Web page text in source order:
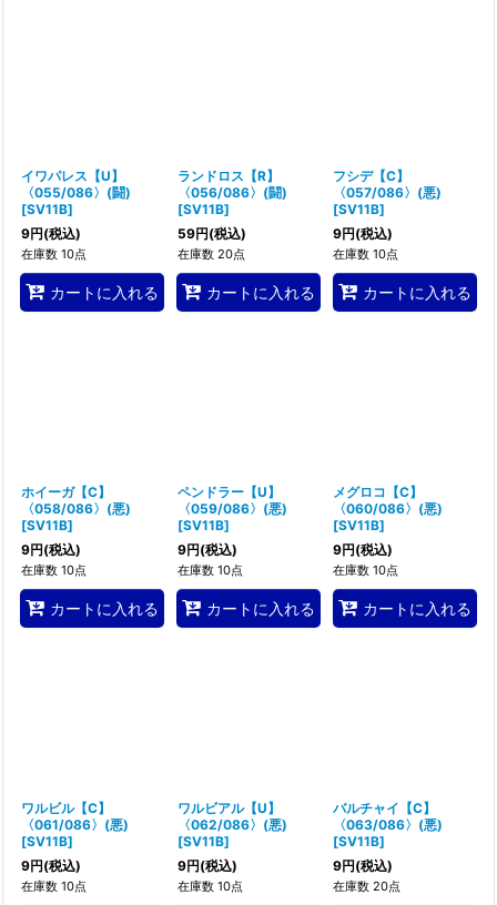
イワパレス【U】
〈055/086〉(闘)
[SV11B]
9円(税込)
在庫数 10点
カートに入れる
ランドロス【R】
〈056/086〉(闘)
[SV11B]
59円(税込)
在庫数 20点
カートに入れる
フシデ【C】
〈057/086〉(悪)
[SV11B]
9円(税込)
在庫数 10点
カートに入れる
ホイーガ【C】
〈058/086〉(悪)
[SV11B]
9円(税込)
在庫数 10点
カートに入れる
ペンドラー【U】
〈059/086〉(悪)
[SV11B]
9円(税込)
在庫数 10点
カートに入れる
メグロコ【C】
〈060/086〉(悪)
[SV11B]
9円(税込)
在庫数 10点
カートに入れる
ワルビル【C】
〈061/086〉(悪)
[SV11B]
9円(税込)
在庫数 10点
ワルビアル【U】
〈062/086〉(悪)
[SV11B]
9円(税込)
在庫数 10点
バルチャイ【C】
〈063/086〉(悪)
[SV11B]
9円(税込)
在庫数 20点